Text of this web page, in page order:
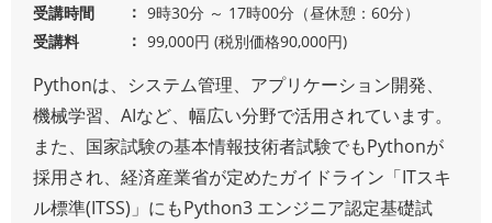
受講時間
9時30分 ～ 17時00分（昼休憩：60分）
受講料
99,000円 (税別価格90,000円)
Pythonは、システム管理、アプリケーション開発、
機械学習、AIなど、幅広い分野で活用されています。
また、国家試験の基本情報技術者試験でもPythonが
採用され、経済産業省が定めたガイドライン「ITスキ
ル標準(ITSS)」にもPython3 エンジニア認定基礎試